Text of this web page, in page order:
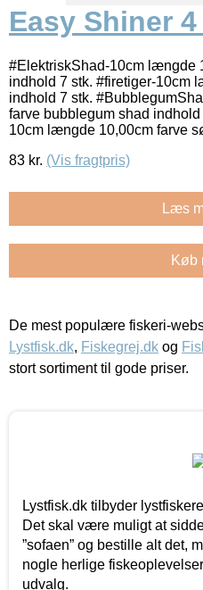
Easy Shiner 4
#ElektriskShad-10cm længde
indhold 7 stk. #firetiger-10cm
indhold 7 stk.
farve bubblegum shad
10cm længde 10,00cm farve
83 kr. (Vis fragtpris)
Læs
Køb
De mest populære fiskeri-
Lystfisk.dk, Fiskegrej.dk og
stort sortiment til gode priser.
Lystfisk.dk tilbyder
Det skal være muligt at
”sofaen” og bestille alt det,
nogle herlige
udvalg.